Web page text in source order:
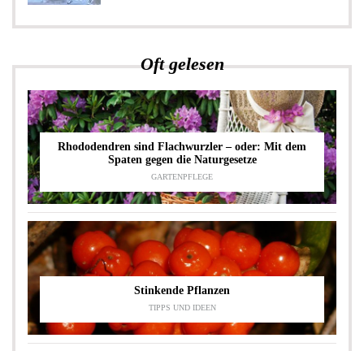
Oft gelesen
Rhododendren sind Flachwurzler – oder: Mit dem
Spaten gegen die Naturgesetze
GARTENPFLEGE
Stinkende Pflanzen
TIPPS UND IDEEN